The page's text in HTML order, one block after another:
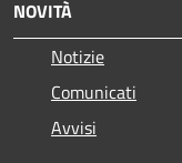
NOVITÀ
Notizie
Comunicati
Avvisi